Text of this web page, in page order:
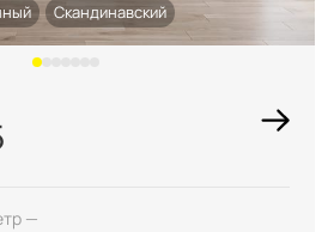
Скандинавский
—